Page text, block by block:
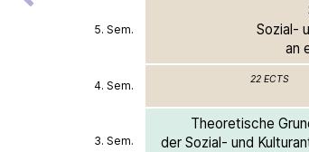
5. Sem.
Sozial-
an
4. Sem. 22 ECTS
3. Sem.
Theoretische
der Sozial- und